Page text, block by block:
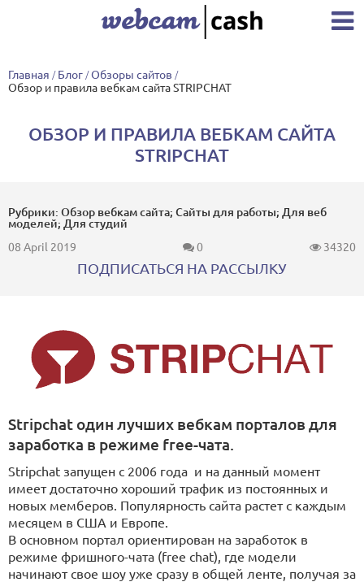
Главная / Блог/Обзоры сайтов /
Обзор и правила вебкам сайта STRIPCHAT
ОБЗОР И ПРАВИЛА ВЕБКАМ САЙТА
STRIPCHAT
Рубрики: Обзор вебкам сайта; Сайты для работы; Для веб
моделей; Для студий
08 April 2019
0 34320
ПОДПИСАТЬСЯ НА РАССЫЛКУ
Stripchat один лучших вебкам порталов для
заработка в режиме free-чата.
Stripchat запущен с 2006 года и на данный момент
имеет достаточно хороший трафик из постоянных и
новых мемберов. Популярность сайта растет с каждым
месяцем в США и Европе.
В основном портал ориентирован на заработок в
режиме фришного-чата (free chat), где модели
начинают свое шоу уже сразу в общей ленте, получая за